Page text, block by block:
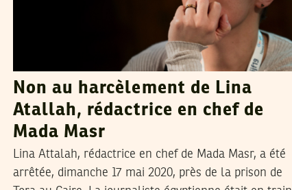
Non au harcèlement de Lina
Atallah, rédactrice en chef de
Mada Masr
Lina Attalah, rédactrice en chef de Mada Masr, a été
arrêtée, dimanche 17 mai 2020, près de la prison de